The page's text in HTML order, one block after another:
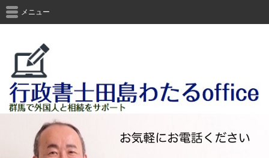
メニュー